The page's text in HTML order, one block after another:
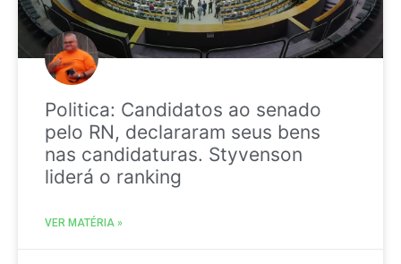
Politica: Candidatos ao senado
pelo RN, declararam seus bens
nas candidaturas. Styvenson
liderá o ranking
VER MATÉRIA »